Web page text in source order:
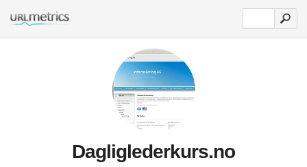
Dagliglederkurs.no